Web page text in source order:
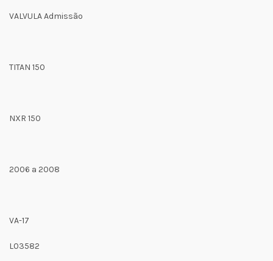
VALVULA Admissão
TITAN 150
NXR 150
2006 a 2008
VA-17
L03582